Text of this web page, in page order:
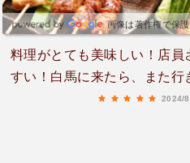
画像は著作権で保
料理がとても美味しい！店員
すい！白馬に来たら、また行
2024/